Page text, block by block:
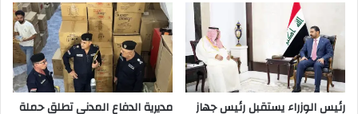
ل
ر
و
رئيس الوزراء يستقبل رئيس جهاز مديرية الدفاع المدني تطلق حملة